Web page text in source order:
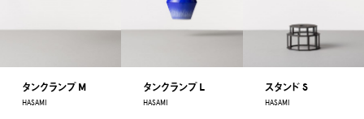
タンクランプ M
HASAMI
タンクランプ L
HASAMI
スタンド S
HASAMI